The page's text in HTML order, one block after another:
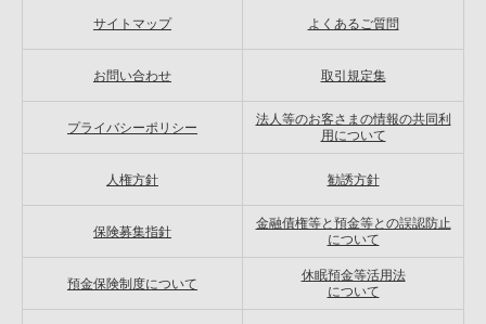
サイトマップ よくあるご質問
お問い合わせ 取引規定集
プライバシーポリシー
法人等のお客さまの情報の共同利
用について
人権方針 勧誘方針
保険募集指針
金融債権等と預金等との誤認防止
について
預金保険制度について
休眠預金等活用法
について